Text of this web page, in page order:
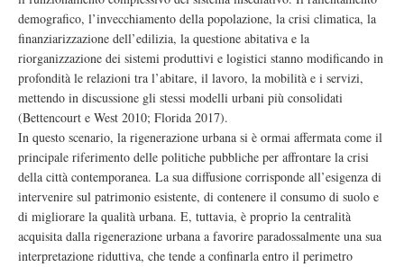
demografico, l’invecchiamento della popolazione, la crisi climatica, la
finanziarizzazione dell’edilizia, la questione abitativa e la
riorganizzazione dei sistemi produttivi e logistici stanno modificando in
profondità le relazioni tra l’abitare, il lavoro, la mobilità e i servizi,
mettendo in discussione gli stessi modelli urbani più consolidati
(Bettencourt e West 2010; Florida 2017).
In questo scenario, la rigenerazione urbana si è ormai affermata come il
principale riferimento delle politiche pubbliche per affrontare la crisi
della città contemporanea. La sua diffusione corrisponde all’esigenza di
intervenire sul patrimonio esistente, di contenere il consumo di suolo e
di migliorare la qualità urbana. E, tuttavia, è proprio la centralità
acquisita dalla rigenerazione urbana a favorire paradossalmente una sua
interpretazione riduttiva, che tende a confinarla entro il perimetro